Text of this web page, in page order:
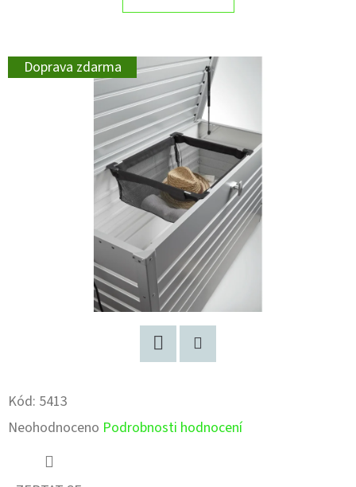
Doprava zdarma
Kód: 5413
Průměrné
hodnocení
Neohodnoceno Podrobnosti hodnocení